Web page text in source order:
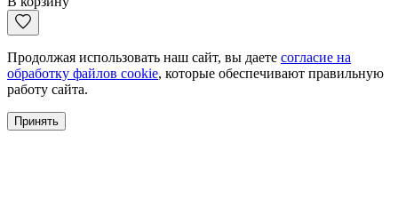
Продолжая использовать наш сайт, вы даете согласие на
обработку файлов cookie, которые обеспечивают правильную
работу сайта.
Принять